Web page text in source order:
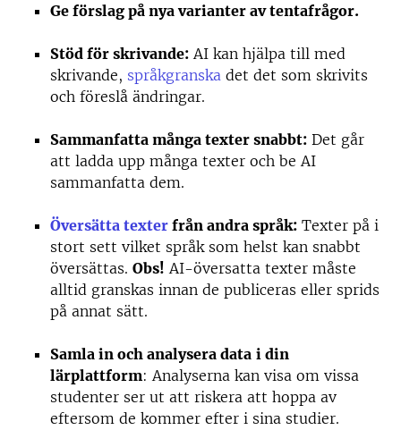
Ge förslag på nya varianter av tentafrågor.
Stöd för skrivande: AI kan hjälpa till med
skrivande, språkgranska det det som skrivits
och föreslå ändringar.
Sammanfatta många texter snabbt: Det går
att ladda upp många texter och be AI
sammanfatta dem.
Översätta texter från andra språk: Texter på i
stort sett vilket språk som helst kan snabbt
översättas. Obs! AI-översatta texter måste
alltid granskas innan de publiceras eller sprids
på annat sätt.
Samla in och analysera data i din
lärplattform: Analyserna kan visa om vissa
studenter ser ut att riskera att hoppa av
eftersom de kommer efter i sina studier.